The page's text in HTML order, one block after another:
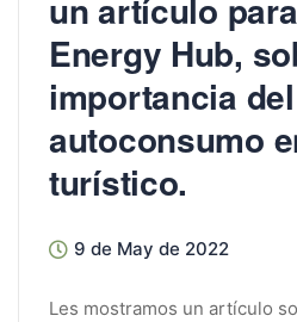
un artículo
Energy Hub,
importancia del
autoconsumo
turístico.
9 de May de 2022
Les mostramos un artículo